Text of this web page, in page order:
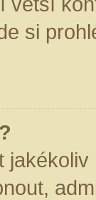
si